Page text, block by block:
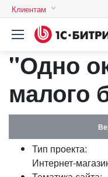
Клиентам
"Одно
малого
Тип проекта:
Интернет-